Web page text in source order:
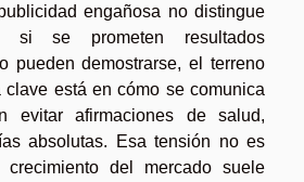
engañosa no distingue
si se prometen resultados
pueden demostrarse, el terreno
está en cómo se comunica
evitar afirmaciones de salud,
absolutas. Esa tensión no es
crecimiento del mercado suele